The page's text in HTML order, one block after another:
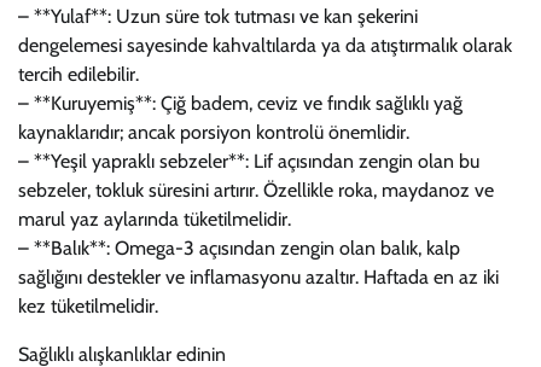
– **Yulaf**: Uzun süre tok tutması ve kan şekerini
dengelemesi sayesinde kahvaltılarda ya da atıştırmalık olarak
tercih edilebilir.
– **Kuruyemiş**: Çiğ badem, ceviz ve fındık sağlıklı yağ
kaynaklarıdır; ancak porsiyon kontrolü önemlidir.
– **Yeşil yapraklı sebzeler**: Lif açısından zengin olan bu
sebzeler, tokluk süresini artırır. Özellikle roka, maydanoz ve
marul yaz aylarında tüketilmelidir.
– **Balık**: Omega-3 açısından zengin olan balık, kalp
sağlığını destekler ve inflamasyonu azaltır. Haftada en az iki
kez tüketilmelidir.
Sağlıklı alışkanlıklar edinin